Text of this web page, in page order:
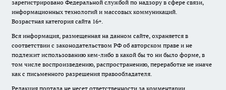
зарегистрировано Федеральной службой по надзору в сфере связи,
информационных технологий и массовых коммуникаций.
Возрастная категория сайта 16+.
Вся информация, размещенная на данном сайте, охраняется в
соответствии с законодательством РФ об авторском праве и не
подлежит использованию кем-либо в какой бы то ни было форме, в
том числе воспроизведению, распространению, переработке не иначе
как с письменного разрешения правообладателя.
Редакция портала не несет ответственности за комментарии